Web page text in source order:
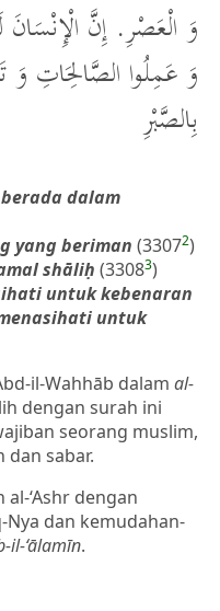
وَ الْعَصْرِ. إِنَّ
وَ عَمِلُوا الصَّالِحَاتِ وَ
بِالصَّبْرِ
dalam
yang beriman (33072)
shāliḥ (33083)
untuk kebenaran
untuk
il-Wahhāb dalam al-
dengan surah ini
seorang muslim,
dan sabar.
‘Ashr dengan
dan kemudahan-
il-‘ālamīn.